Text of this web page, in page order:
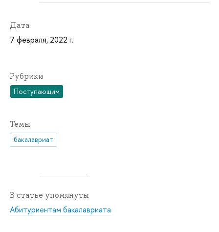
Дата
7 февраля, 2022 г.
Рубрики
Поступающим
Темы
бакалавриат
В статье упомянуты
Абитуриентам бакалавриата